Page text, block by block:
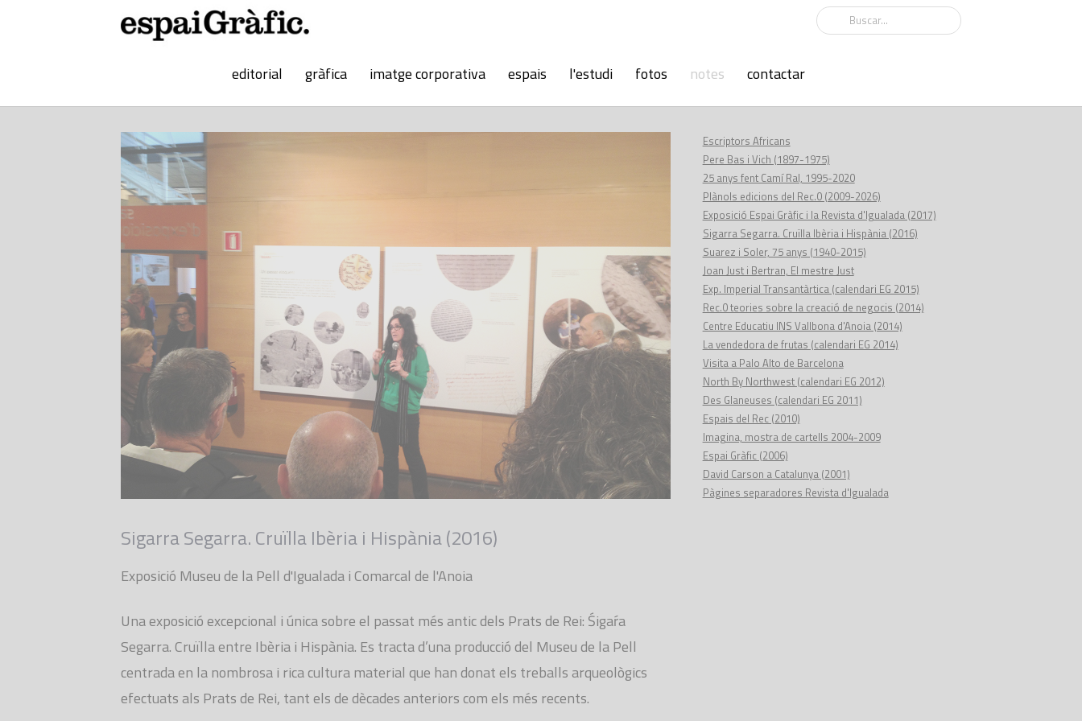
editorial gràfica imatge corporativa espais l'estudi fotos notes contactar
Sigarra Segarra. Cruïlla Ibèria i Hispània (2016)
Exposició Museu de la Pell d'Igualada i Comarcal de l'Anoia
Una exposició excepcional i única sobre el passat més antic dels Prats de Rei: Śigaŕa
Segarra. Cruïlla entre Ibèria i Hispània. Es tracta d’una producció del Museu de la Pell
centrada en la nombrosa i rica cultura material que han donat els treballs arqueològics
efectuats als Prats de Rei, tant els de dècades anteriors com els més recents.
Escriptors Africans
Pere Bas i Vich (1897-1975)
25 anys fent Camí Ral, 1995-2020
Plànols edicions del Rec.0 (2009-2026)
Exposició Espai Gràfic i la Revista d'Igualada (2017)
Sigarra Segarra. Cruïlla Ibèria i Hispània (2016)
Suarez i Soler, 75 anys (1940-2015)
Joan Just i Bertran, El mestre Just
Exp. Imperial Transantàrtica (calendari EG 2015)
Rec.0 teories sobre la creació de negocis (2014)
Centre Educatiu INS Vallbona d'Anoia (2014)
La vendedora de frutas (calendari EG 2014)
Visita a Palo Alto de Barcelona
North By Northwest (calendari EG 2012)
Des Glaneuses (calendari EG 2011)
Espais del Rec (2010)
Imagina, mostra de cartells 2004-2009
Espai Gràfic (2006)
David Carson a Catalunya (2001)
Pàgines separadores Revista d'Igualada